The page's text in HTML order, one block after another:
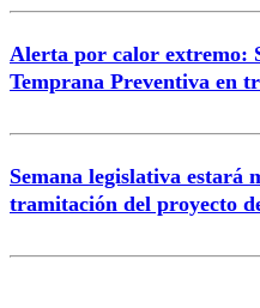
Alerta por calor extremo:
Temprana Preventiva en
Semana legislativa estará
tramitación del proyecto